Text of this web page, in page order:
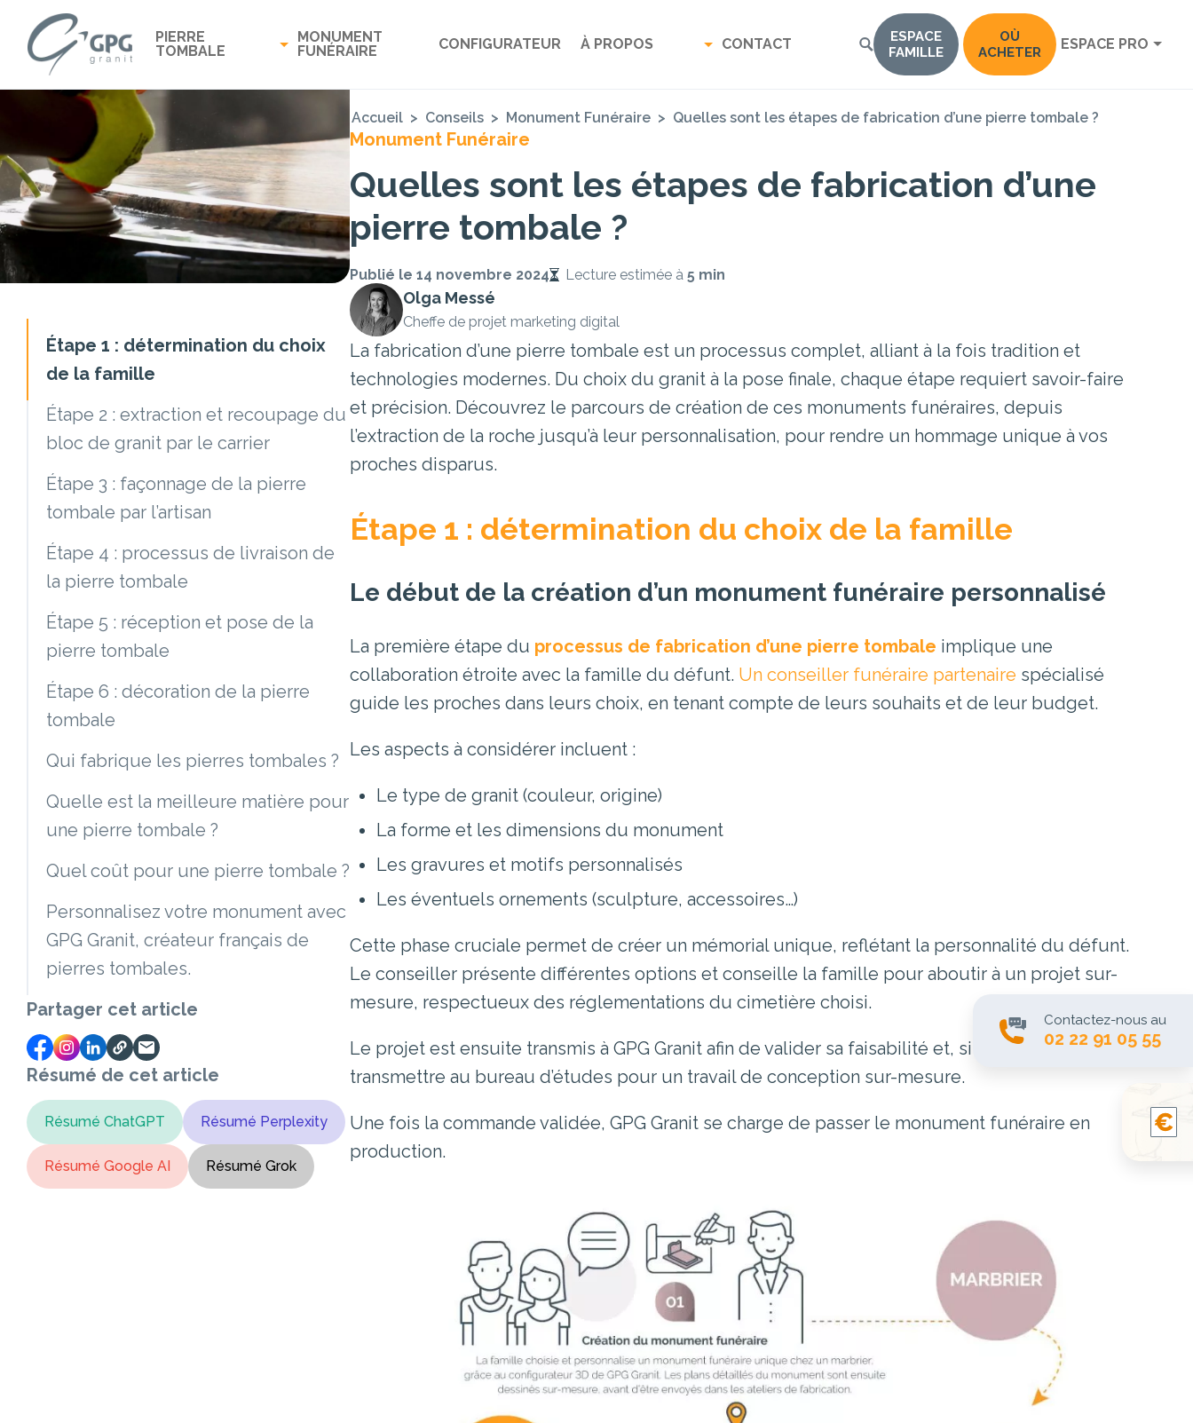
Contactez-nous au
02 22 91 05 55
PIERRE
TOMBALE
MONUMENT
FUNÉRAIRE
CONFIGURATEUR À PROPOS CONTACT
ESPACE
FAMILLE
OÙ
ACHETER
ESPACE PRO
Étape 1 : détermination du choix
de la famille
Étape 2 : extraction et recoupage du
bloc de granit par le carrier
Étape 3 : façonnage de la pierre
tombale par l’artisan
Étape 4 : processus de livraison de
la pierre tombale
Étape 5 : réception et pose de la
pierre tombale
Étape 6 : décoration de la pierre
tombale
Qui fabrique les pierres tombales ?
Quelle est la meilleure matière pour
une pierre tombale ?
Quel coût pour une pierre tombale ?
Personnalisez votre monument avec
GPG Granit, créateur français de
pierres tombales.
Partager cet article
Résumé de cet article
Résumé ChatGPT Résumé Perplexity
Résumé Google AI Résumé Grok
Accueil > Conseils > Monument Funéraire > Quelles sont les étapes de fabrication d’une pierre tombale ?
Monument Funéraire
Quelles sont les étapes de fabrication d’une
pierre tombale ?
Publié le 14 novembre 2024 Lecture estimée à5 min
La fabrication d’une pierre tombale est un processus complet, alliant à la fois tradition et
technologies modernes. Du choix du granit à la pose finale, chaque étape requiert savoir-faire
et précision. Découvrez le parcours de création de ces monuments funéraires, depuis
l’extraction de la roche jusqu’à leur personnalisation, pour rendre un hommage unique à vos
proches disparus.
Étape 1 : détermination du choix de la famille
Le début de la création d’un monument funéraire personnalisé
La première étape du processus de fabrication d’une pierre tombale implique une
collaboration étroite avec la famille du défunt. Un conseiller funéraire partenaire spécialisé
guide les proches dans leurs choix, en tenant compte de leurs souhaits et de leur budget.
Les aspects à considérer incluent :
Le type de granit (couleur, origine)
La forme et les dimensions du monument
Les gravures et motifs personnalisés
Les éventuels ornements (sculpture, accessoires…)
Cette phase cruciale permet de créer un mémorial unique, reflétant la personnalité du défunt.
Le conseiller présente différentes options et conseille la famille pour aboutir à un projet sur-
mesure, respectueux des réglementations du cimetière choisi.
Le projet est ensuite transmis à GPG Granit afin de valider sa faisabilité et, si besoin, de le
transmettre au bureau d’études pour un travail de conception sur-mesure.
Une fois la commande validée, GPG Granit se charge de passer le monument funéraire en
production.
Olga Messé
Cheffe de projet marketing digital